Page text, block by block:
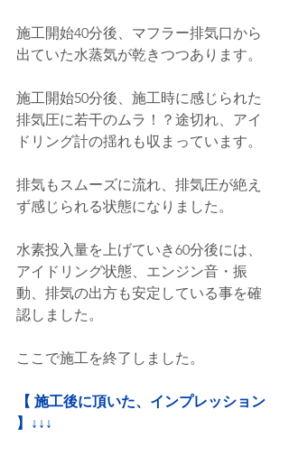
施工開始40分後、マフラー排気口から
出ていた水蒸気が乾きつつあります。
施工開始50分後、施工時に感じられた
排気圧に若干のムラ！？途切れ、アイ
ドリング計の揺れも収まっています。
排気もスムーズに流れ、排気圧が絶え
ず感じられる状態になりました。
水素投入量を上げていき60分後には、
アイドリング状態、エンジン音・振
動、排気の出方も安定している事を確
認しました。
ここで施工を終了しました。
【 施工後に頂いた、インプレッション
】↓↓↓